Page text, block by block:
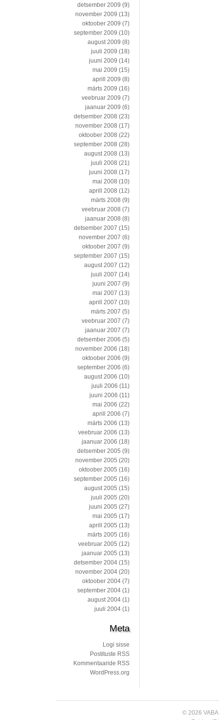
detsember 2009 (9)
november 2009 (13)
oktoober 2009 (7)
september 2009 (10)
august 2009 (8)
juuli 2009 (18)
juuni 2009 (14)
mai 2009 (15)
aprill 2009 (8)
märts 2009 (16)
veebruar 2009 (7)
jaanuar 2009 (6)
detsember 2008 (23)
november 2008 (17)
oktoober 2008 (22)
september 2008 (28)
august 2008 (13)
juuli 2008 (21)
juuni 2008 (17)
mai 2008 (10)
aprill 2008 (12)
märts 2008 (9)
veebruar 2008 (7)
jaanuar 2008 (8)
detsember 2007 (15)
november 2007 (6)
oktoober 2007 (9)
september 2007 (15)
august 2007 (12)
juuli 2007 (14)
juuni 2007 (9)
mai 2007 (13)
aprill 2007 (10)
märts 2007 (5)
veebruar 2007 (7)
jaanuar 2007 (7)
detsember 2006 (5)
november 2006 (18)
oktoober 2006 (9)
september 2006 (6)
august 2006 (10)
juuli 2006 (11)
juuni 2006 (11)
mai 2006 (22)
aprill 2006 (7)
märts 2006 (13)
veebruar 2006 (13)
jaanuar 2006 (18)
detsember 2005 (9)
november 2005 (20)
oktoober 2005 (16)
september 2005 (16)
august 2005 (15)
juuli 2005 (20)
juuni 2005 (27)
mai 2005 (17)
aprill 2005 (13)
märts 2005 (16)
veebruar 2005 (12)
jaanuar 2005 (13)
detsember 2004 (15)
november 2004 (20)
oktoober 2004 (7)
september 2004 (1)
august 2004 (1)
juuli 2004 (1)
Meta
Logi sisse
Postituste RSS
Kommentaaride RSS
WordPress.org
© 2026